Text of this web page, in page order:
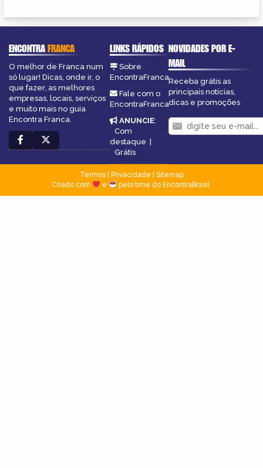
ENCONTRAFRANCA
O melhor de Franca num
só lugar! Dicas, onde ir, o
que fazer, as melhores
empresas, locais, serviços
e muito mais no guia
Encontra Franca.
LINKS RÁPIDOS
Sobre
EncontraFranca
Fale com o
EncontraFranca
ANUNCIE:
Com
destaque
Grátis
NOVIDADES POR E-
MAIL
Receba grátis as
principais notícias,
dicas e promoções
Termos| Privacidade
Sitemap
Criado com
e pelo time do EncontraBrasil